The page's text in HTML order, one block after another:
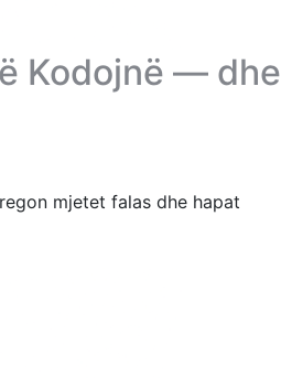
Kodojnë — dhe
mjetet falas dhe hapat